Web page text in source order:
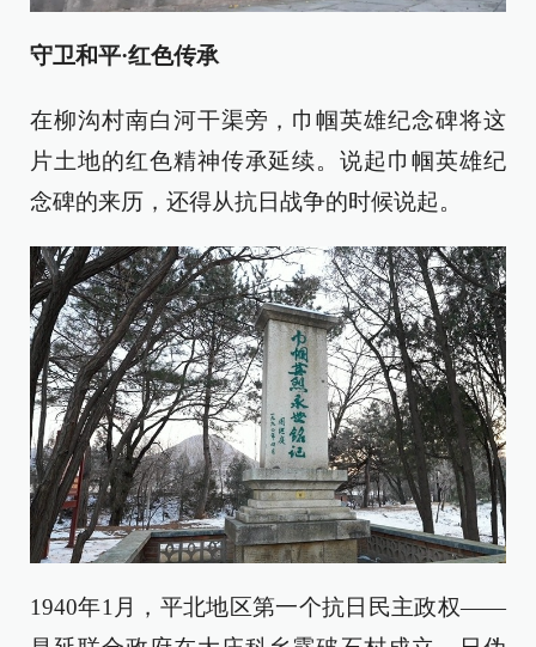
守卫和平·红色传承
在柳沟村南白河干渠旁，巾帼英雄纪念碑将这
片土地的红色精神传承延续。说起巾帼英雄纪
念碑的来历，还得从抗日战争的时候说起。
1940年1月，平北地区第一个抗日民主政权——